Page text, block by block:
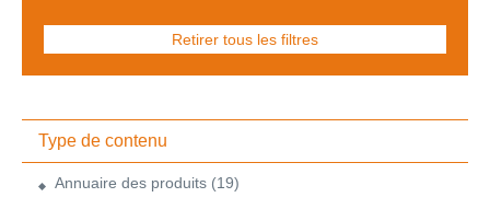
Retirer tous les filtres
Type de contenu
Annuaire des produits (19)